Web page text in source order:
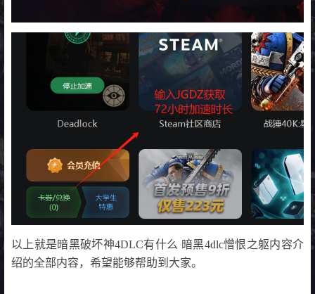
以上就是暗黑破坏神4DLC有什么 暗黑4dlc憎恨之躯内容介
绍的全部内容，希望能够帮助到大家。